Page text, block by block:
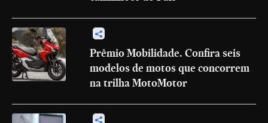
Prêmio Mobilidade. Confira seis
modelos de motos que concorrem
na trilha MotoMotor